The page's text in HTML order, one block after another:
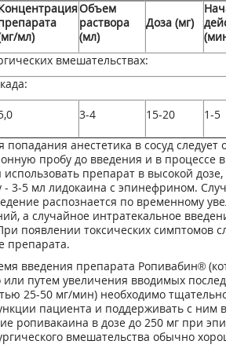
мл)
Объем
раствора
(мл)
Доза (мг)
вмешательствах:
3-4 15-20 1-5
анестетика в сосуд следует
пробу до введения и в процессе
использовать препарат в высокой
- 3-5 мл лидокаина с эпинефрином.
распознается по временному
а случайное интратекальное
появлении токсических симптомов
препарата.
введения препарата Ропивабин®
путем увеличения вводимых
25-50 мг/мин) необходимо
пациента и поддерживать с ним
ропивакаина в дозе до 250 мг при
вмешательства обычно